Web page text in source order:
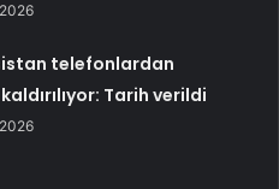
telefonlardan
Tarih verildi